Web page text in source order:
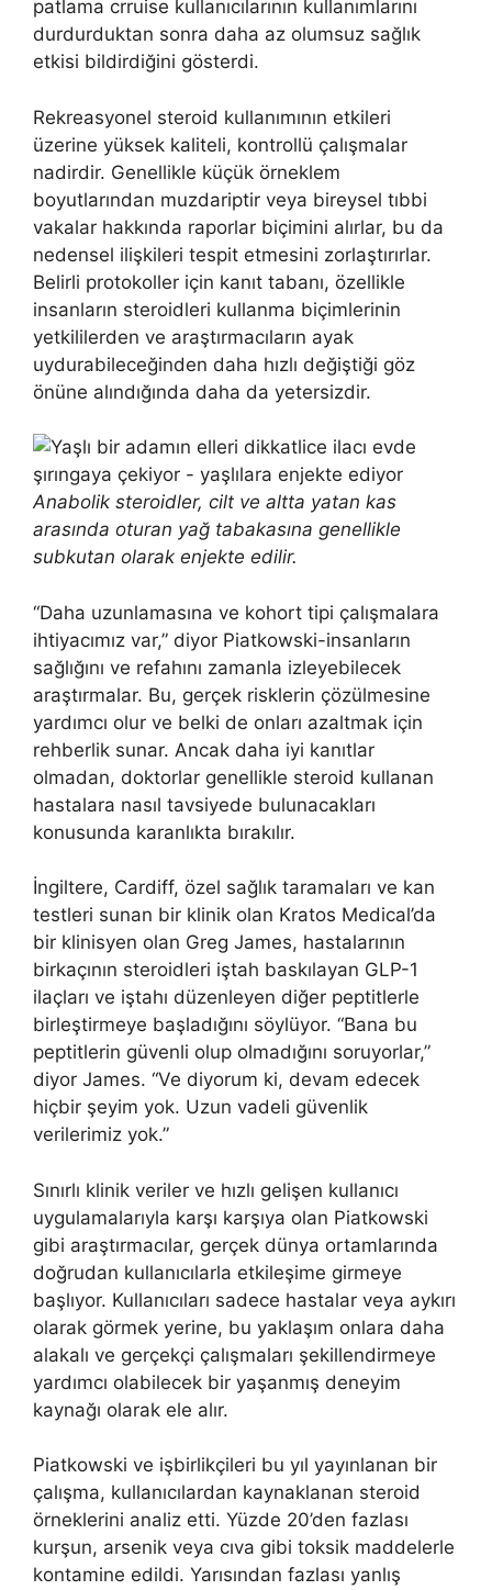
patlama crruise kullanıcılarının kullanımlarını
durdurduktan sonra daha az olumsuz sağlık
etkisi bildirdiğini gösterdi.
Rekreasyonel steroid kullanımının etkileri
üzerine yüksek kaliteli, kontrollü çalışmalar
nadirdir. Genellikle küçük örneklem
boyutlarından muzdariptir veya bireysel tıbbi
vakalar hakkında raporlar biçimini alırlar, bu da
nedensel ilişkileri tespit etmesini zorlaştırırlar.
Belirli protokoller için kanıt tabanı, özellikle
insanların steroidleri kullanma biçimlerinin
yetkililerden ve araştırmacıların ayak
uydurabileceğinden daha hızlı değiştiği göz
önüne alındığında daha da yetersizdir.
Anabolik steroidler, cilt ve altta yatan kas
arasında oturan yağ tabakasına genellikle
subkutan olarak enjekte edilir.
“Daha uzunlamasına ve kohort tipi çalışmalara
ihtiyacımız var,” diyor Piatkowski-insanların
sağlığını ve refahını zamanla izleyebilecek
araştırmalar. Bu, gerçek risklerin çözülmesine
yardımcı olur ve belki de onları azaltmak için
rehberlik sunar. Ancak daha iyi kanıtlar
olmadan, doktorlar genellikle steroid kullanan
hastalara nasıl tavsiyede bulunacakları
konusunda karanlıkta bırakılır.
İngiltere, Cardiff, özel sağlık taramaları ve kan
testleri sunan bir klinik olan Kratos Medical’da
bir klinisyen olan Greg James, hastalarının
birkaçının steroidleri iştah baskılayan GLP-1
ilaçları ve iştahı düzenleyen diğer peptitlerle
birleştirmeye başladığını söylüyor. “Bana bu
peptitlerin güvenli olup olmadığını soruyorlar,”
diyor James. “Ve diyorum ki, devam edecek
hiçbir şeyim yok. Uzun vadeli güvenlik
verilerimiz yok.”
Sınırlı klinik veriler ve hızlı gelişen kullanıcı
uygulamalarıyla karşı karşıya olan Piatkowski
gibi araştırmacılar, gerçek dünya ortamlarında
doğrudan kullanıcılarla etkileşime girmeye
başlıyor. Kullanıcıları sadece hastalar veya aykırı
olarak görmek yerine, bu yaklaşım onlara daha
alakalı ve gerçekçi çalışmaları şekillendirmeye
yardımcı olabilecek bir yaşanmış deneyim
kaynağı olarak ele alır.
Piatkowski ve işbirlikçileri bu yıl yayınlanan bir
çalışma, kullanıcılardan kaynaklanan steroid
örneklerini analiz etti. Yüzde 20’den fazlası
kurşun, arsenik veya cıva gibi toksik maddelerle
kontamine edildi. Yarısından fazlası yanlış